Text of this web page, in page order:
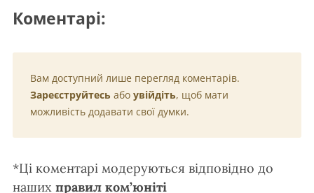
Коментарі:
Вам доступний лише перегляд коментарів.
Зареєструйтесь або увійдіть, щоб мати
можливість додавати свої думки.
*Ці коментарі модеруються відповідно до
наших правил ком’юніті